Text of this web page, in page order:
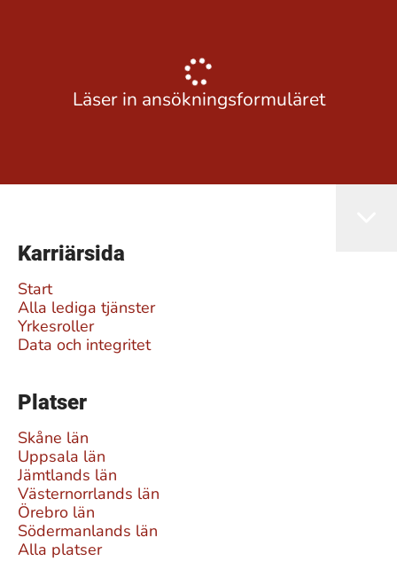
Läser in ansökningsformuläret
Karriärsida
Start
Alla lediga tjänster
Yrkesroller
Data och integritet
Platser
Skåne län
Uppsala län
Jämtlands län
Västernorrlands län
Örebro län
Södermanlands län
Alla platser